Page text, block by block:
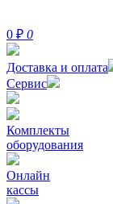
0 ₽ 0
Доставка и оплата
Сервис
Комплекты
оборудования
Онлайн
кассы